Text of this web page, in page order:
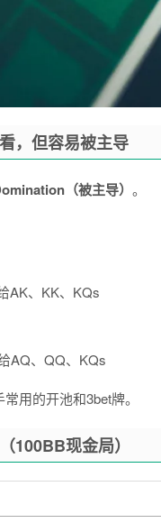
，但容易被主导
（被主导） 。
AK、KK、KQs
AQ、QQ、KQs
用的开池和3bet牌。
100BB现金局）